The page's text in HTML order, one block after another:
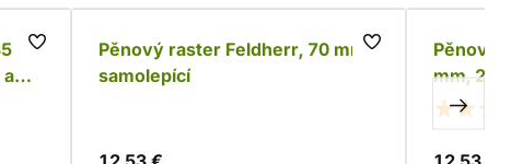
Pěnový raster Feldherr, 70 mm,
samolepící
Pěnový
mm, 28